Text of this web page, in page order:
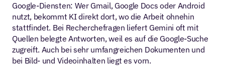
Google-Diensten: Wer Gmail, Google Docs oder Android
nutzt, bekommt KI direkt dort, wo die Arbeit ohnehin
stattfindet. Bei Recherchefragen liefert Gemini oft mit
Quellen belegte Antworten, weil es auf die Google-Suche
zugreift. Auch bei sehr umfangreichen Dokumenten und
bei Bild- und Videoinhalten liegt es vorn.